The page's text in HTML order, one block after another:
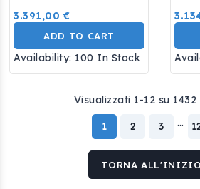
Bronzo
3.391,00 €
ADD TO CART
Availability: 100 In Stock
Visualizzati 1-12 su
1 2 3 …
TORNA ALL'INIZIO